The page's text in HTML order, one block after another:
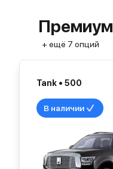
Премиум
+ ещё 7 опций
Tank • 500
В наличии